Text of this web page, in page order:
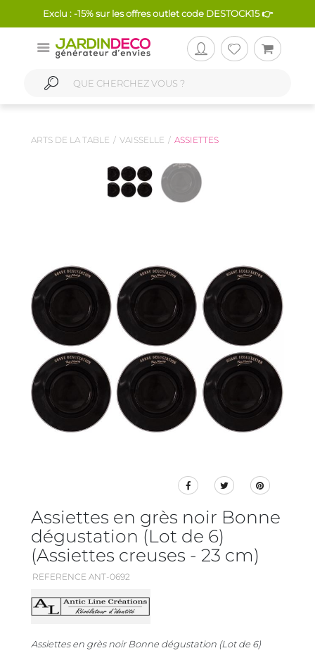
Exclu : -15% sur les offres outlet code DESTOCK15 👉
ARTS DE LA TABLE VAISSELLE ASSIETTES
Assiettes en grès noir Bonne
dégustation (Lot de 6)
(Assiettes creuses - 23 cm)
REFERENCE ANT-0692
Assiettes en grès noir Bonne dégustation (Lot de 6)